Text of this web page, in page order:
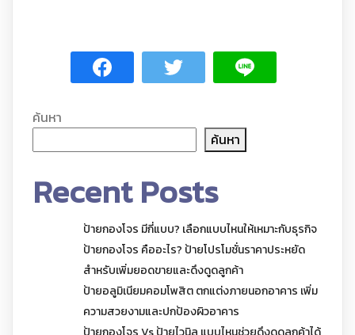
ค้นหา
ค้นหา
Recent Posts
ป้ายกองโจร มีกี่แบบ? เลือกแบบไหนให้เหมาะกับธุรกิจ
ป้ายกองโจร คืออะไร? ป้ายโปรโมชั่นราคาประหยัด
สำหรับเพิ่มยอดขายและดึงดูดลูกค้า
ป้ายอลูมิเนียมคอมโพสิต ตกแต่งภายนอกอาคาร เพิ่ม
ความสวยงามและปกป้องผิวอาคาร